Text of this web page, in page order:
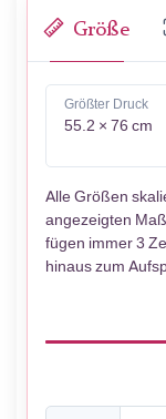
Größe
Größter Druck
55.2 × 76 cm
Alle Größen
angezeigten
fügen immer 3
hinaus zum